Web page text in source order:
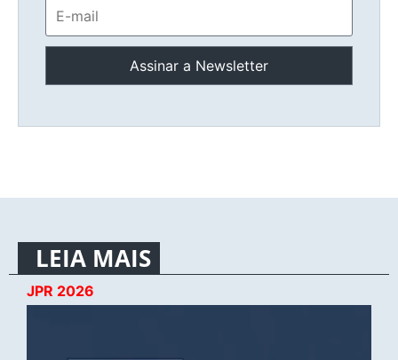
LEIA MAIS
JPR 2026